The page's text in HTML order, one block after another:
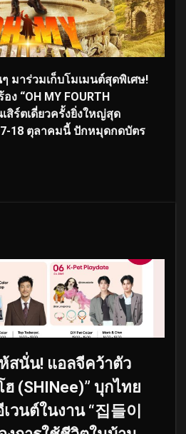
มาร่วมเก็บโมเมนต์สุดพิเศษ!
“OH MY FOURTH
เสิร์ตเดี่ยวครั้งยิ่งใหญ่สุด
18 ตุลาคมนี้ ปักหมุดกดบัตร
สนั่น! แอลจีคว้าตัว
(SHINee)” บุกไทย
นต์ในงาน “집들이